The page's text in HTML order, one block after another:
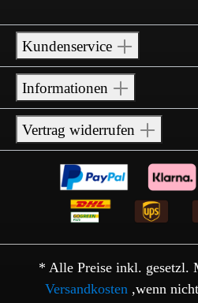
Kundenservice
Informationen
Vertrag widerrufen
* Alle Preise inkl. gesetzl.
Versandkosten ,wenn